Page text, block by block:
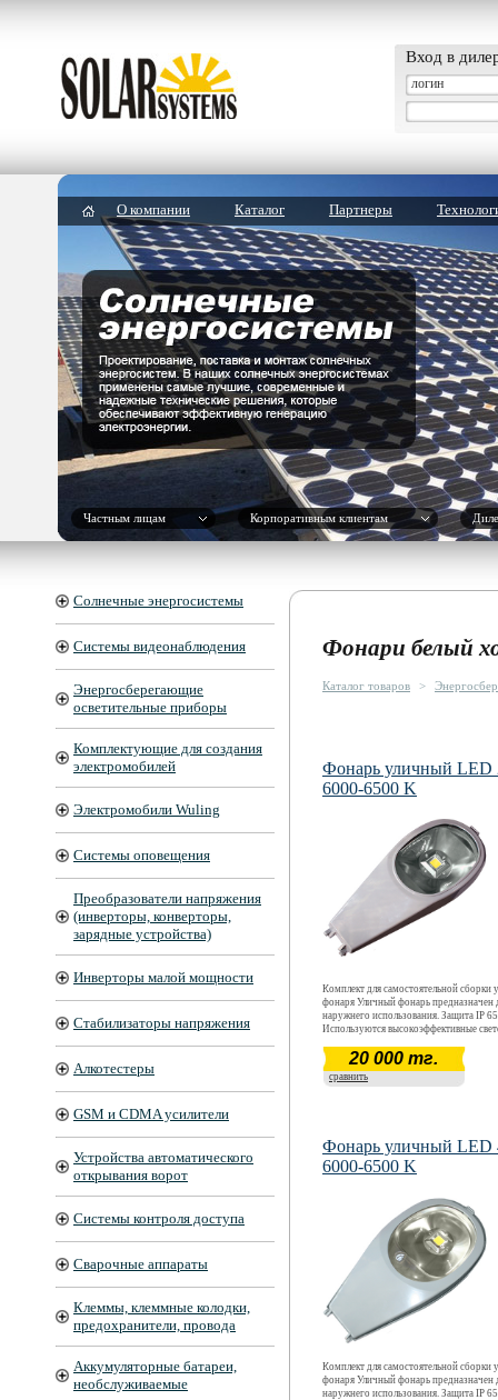
Вход в
О компании Каталог Партнеры
Частным лицам Корпоративным клиентам
Солнечные энергосистемы
Системы видеонаблюдения
Энергосберегающие
осветительные приборы
Комплектующие для создания
электромобилей
Электромобили Wuling
Системы оповещения
Преобразователи напряжения
(инверторы, конверторы,
зарядные устройства)
Инверторы малой мощности
Стабилизаторы напряжения
Алкотестеры
GSM и CDMA усилители
Устройства автоматического
открывания ворот
Системы контроля доступа
Сварочные аппараты
Клеммы, клеммные колодки,
предохранители, провода
Аккумуляторные батареи,
необслуживаемые
Фонари белый
Каталог товаров >
Фонарь уличный LED
6000-6500 K
Комплект для самостоятельной сборки
фонаря Уличный фонарь предназначен
наружнего использования. Защита IP
Используются высокоэффективные
20 Вт. Цветовая температура 6000 К -
Срок окупаемости ~ 12 месяцев. Срок
эксплуатации более 5 лет.
20 000 тг.
сравнить
Фонарь уличный LED
6000-6500 K
Комплект для самостоятельной сборки
фонаря Уличный фонарь предназначен
наружнего использования. Защита IP